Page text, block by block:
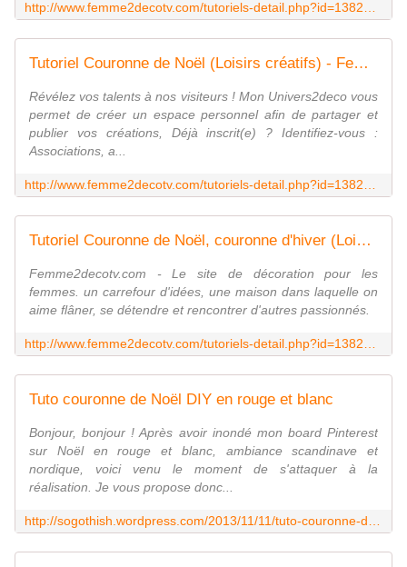
Tutoriel Couronne de Noël (Loisirs créatifs) - Femme2decoTV
Révélez vos talents à nos visiteurs ! Mon Univers2deco vous
permet de créer un espace personnel afin de partager et
publier vos créations, Déjà inscrit(e) ? Identifiez-vous :
Associations, a...
Tutoriel Couronne de Noël, couronne d'hiver (Loisirs créatifs) - Femme2decoTV
Femme2decotv.com - Le site de décoration pour les
femmes. un carrefour d'idées, une maison dans laquelle on
aime flâner, se détendre et rencontrer d'autres passionnés.
Tuto couronne de Noël DIY en rouge et blanc
Bonjour, bonjour ! Après avoir inondé mon board Pinterest
sur Noël en rouge et blanc, ambiance scandinave et
nordique, voici venu le moment de s'attaquer à la
réalisation. Je vous propose donc...